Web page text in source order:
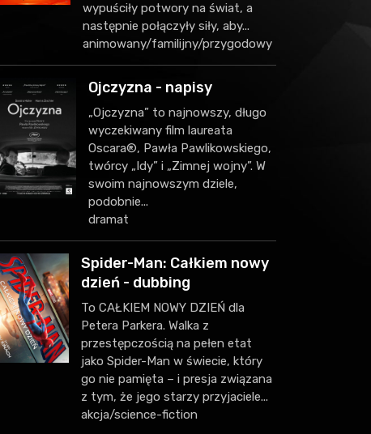
wypuściły potwory na świat, a
następnie połączyły siły, aby...
animowany/familijny/przygodowy
Ojczyzna - napisy
„Ojczyzna” to najnowszy, długo
wyczekiwany film laureata
Oscara®, Pawła Pawlikowskiego,
twórcy „Idy” i „Zimnej wojny”. W
swoim najnowszym dziele,
podobnie...
dramat
Spider-Man: Całkiem nowy
dzień - dubbing
To CAŁKIEM NOWY DZIEŃ dla
Petera Parkera. Walka z
przestępczością na pełen etat
jako Spider-Man w świecie, który
go nie pamięta – i presja związana
z tym, że jego starzy przyjaciele...
akcja/science-fiction